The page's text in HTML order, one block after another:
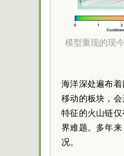
模型重现的现
海洋深处遍布
移动的板块，
特征的火山链
界难题。多年
况。